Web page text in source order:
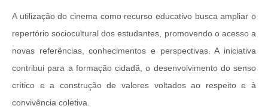
A utilização do cinema como recurso educativo busca ampliar o
repertório sociocultural dos estudantes, promovendo o acesso a
novas referências, conhecimentos e perspectivas. A iniciativa
contribui para a formação cidadã, o desenvolvimento do senso
crítico e a construção de valores voltados ao respeito e à
convivência coletiva.